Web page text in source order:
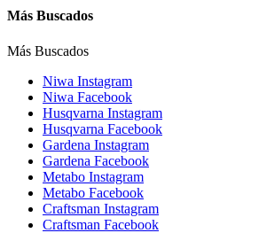
Más Buscados
Más Buscados
Niwa Instagram
Niwa Facebook
Husqvarna Instagram
Husqvarna Facebook
Gardena Instagram
Gardena Facebook
Metabo Instagram
Metabo Facebook
Craftsman Instagram
Craftsman Facebook